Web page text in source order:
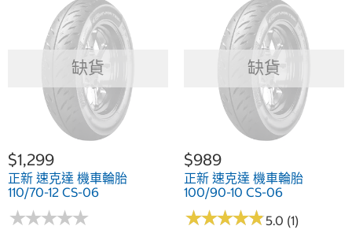
缺貨
$1,299
正新 速克達 機車輪胎
110/70-12 CS-06
★★★★★
★★★★★
缺貨
$989
正新 速克達 機車輪胎
100/90-10 CS-06
★★★★★
★★★★★5.0 (1)